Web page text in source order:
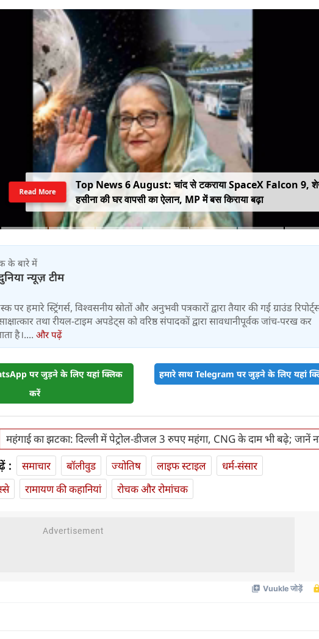
Top News 6 August: चांद से टकराया SpaceX Falcon 9,
हसीना की घर वापसी का ऐलान, MP में बस किराया बढ़ा
Read More
के बारे में
न्यूज़ टीम
पर हमारे स्ट्रिंगर्स, विश्वसनीय स्रोतों और अनुभवी पत्रकारों द्वारा तैयार की गई ग्राउंड
तथा रीयल-टाइम अपडेट्स को वरिष्ठ संपादकों द्वारा सावधानीपूर्वक जांच-परख कर
है।.... और पढ़ें
पर जुड़ने के लिए यहां क्लिक
करें
हमारे साथ Telegram पर जुड़ने के लिए यहां
महंगाई का झटका: दिल्ली में पेट्रोल-डीजल 3 रुपए महंगा, CNG के दाम भी बढ़े; जानें
: समाचार बॉलीवुड ज्योतिष लाइफ स्‍टाइल
धर्म-संसार
रामायण की कहानियां रोचक और रोमांचक